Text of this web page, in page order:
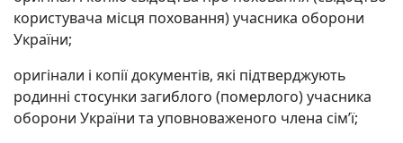
користувача місця поховання) учасника оборони
України;
оригінали і копії документів, які підтверджують
родинні стосунки загиблого (померлого) учасника
оборони України та уповноваженого члена сім’ї;